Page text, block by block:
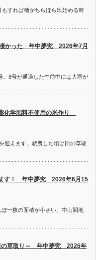
すれば穂がちらほら出始める時
かった 年中夢究 2026年7月
。8号が通過した午前中には大雨が
化学肥料不使用の米作り
迎えます。就農した頃は田の草取
す！ 年中夢究 2026年6月15
一枚の面積が小さい。中山間地
の草取り～ 年中夢究 2026年